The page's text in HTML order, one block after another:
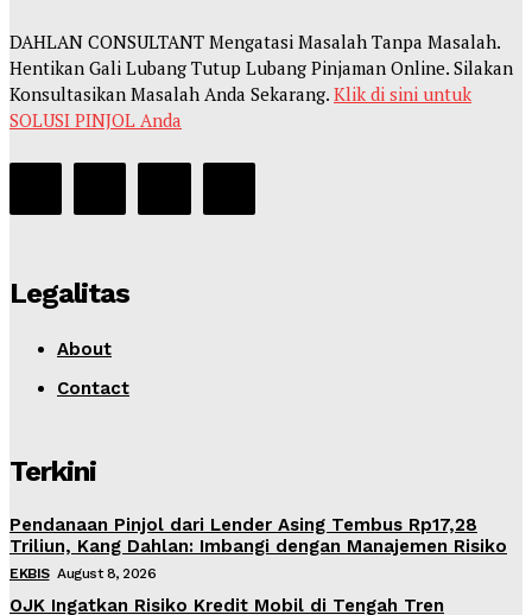
DAHLAN CONSULTANT Mengatasi Masalah Tanpa Masalah.
Hentikan Gali Lubang Tutup Lubang Pinjaman Online. Silakan
Konsultasikan Masalah Anda Sekarang. Klik di sini untuk
SOLUSI PINJOL Anda
Legalitas
About
Contact
Terkini
Pendanaan Pinjol dari Lender Asing Tembus Rp17,28
Triliun, Kang Dahlan: Imbangi dengan Manajemen Risiko
EKBIS August 8, 2026
OJK Ingatkan Risiko Kredit Mobil di Tengah Tren